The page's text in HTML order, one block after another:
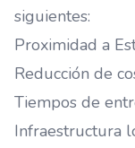
siguientes:
Proximidad a
Reducción de
Tiempos de
Infraestructura